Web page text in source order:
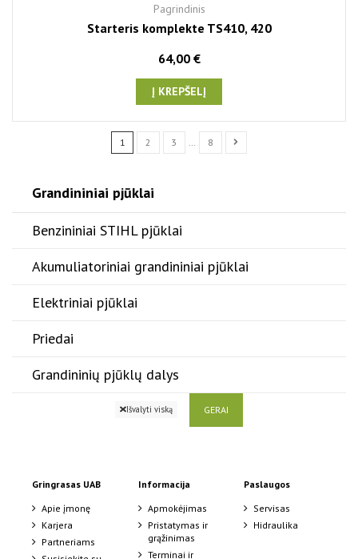
Pagrindinis
Starteris komplekte TS410, 420
64,00 €
Į KREPŠELĮ
1 2 3 8
Grandininiai pjūklai
Benzininiai STIHL pjūklai
Akumuliatoriniai grandininiai pjūklai
Elektriniai pjūklai
Priedai
Grandininių pjūklų dalys
Išvalyti viską GERAI
Gringrasas UAB
Apie įmonę
Karjera
Partneriams
Informacija
Apmokėjimas
Pristatymas ir
grąžinimas
Terminai ir
Paslaugos
Servisas
Hidraulika